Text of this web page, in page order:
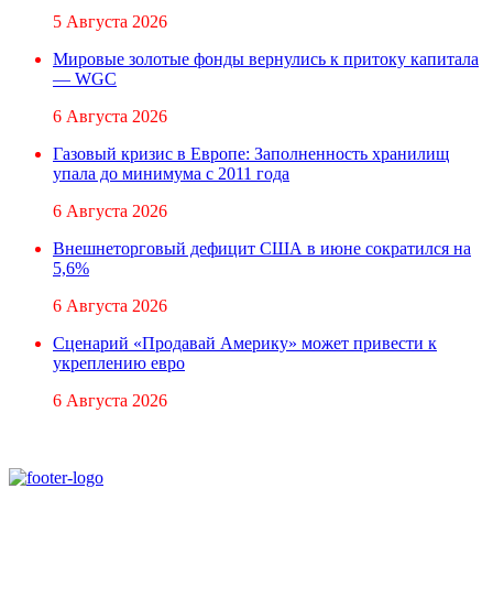
5 Августа 2026
Мировые золотые фонды вернулись к притоку капитала
— WGC
6 Августа 2026
Газовый кризис в Европе: Заполненность хранилищ
упала до минимума с 2011 года
6 Августа 2026
Внешнеторговый дефицит США в июне сократился на
5,6%
6 Августа 2026
Сценарий «Продавай Америку» может привести к
укреплению евро
6 Августа 2026